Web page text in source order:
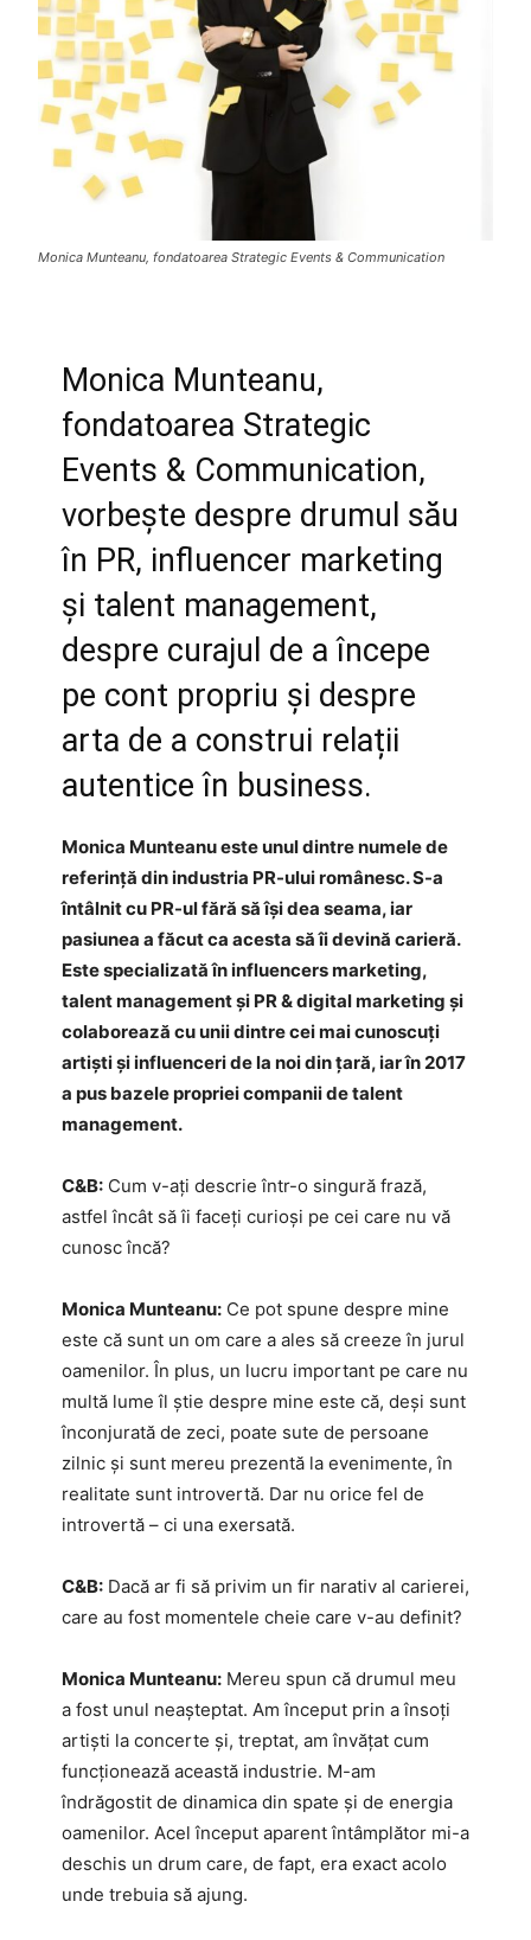
Monica Munteanu, fondatoarea Strategic Events & Communication
Monica Munteanu,
fondatoarea Strategic
Events & Communication,
vorbește despre drumul său
în PR, influencer marketing
și talent management,
despre curajul de a începe
pe cont propriu și despre
arta de a construi relații
autentice în business.
Monica Munteanu este unul dintre numele de
referință din industria PR-ului românesc. S-a
întâlnit cu PR-ul fără să își dea seama, iar
pasiunea a făcut ca acesta să îi devină carieră.
Este specializată în influencers marketing,
talent management și PR & digital marketing și
colaborează cu unii dintre cei mai cunoscuți
artiști și influenceri de la noi din țară, iar în 2017
a pus bazele propriei companii de talent
management.
C&B: Cum v-ați descrie într-o singură frază,
astfel încât să îi faceți curioși pe cei care nu vă
cunosc încă?
Monica Munteanu: Ce pot spune despre mine
este că sunt un om care a ales să creeze în jurul
oamenilor. În plus, un lucru important pe care nu
multă lume îl știe despre mine este că, deși sunt
înconjurată de zeci, poate sute de persoane
zilnic și sunt mereu prezentă la evenimente, în
realitate sunt introvertă. Dar nu orice fel de
introvertă – ci una exersată.
C&B: Dacă ar fi să privim un fir narativ al carierei,
care au fost momentele cheie care v-au definit?
Monica Munteanu: Mereu spun că drumul meu
a fost unul neașteptat. Am început prin a însoți
artiști la concerte și, treptat, am învățat cum
funcționează această industrie. M-am
îndrăgostit de dinamica din spate și de energia
oamenilor. Acel început aparent întâmplător mi-a
deschis un drum care, de fapt, era exact acolo
unde trebuia să ajung.